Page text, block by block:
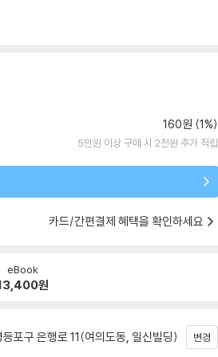
160원 (1%)
5만원 이상 구매 시 2천원 추가 적립
카드/간편결제 혜택을 확인하세요
eBook
원
포구 은행로 11(여의도동, 일신빌딩) 변경